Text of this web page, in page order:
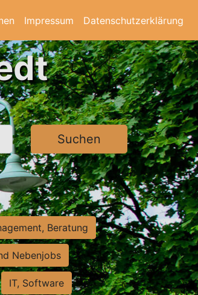
Impressum Datenschutzerklärung
Suchen
Beratung
Nebenjobs
IT, Software